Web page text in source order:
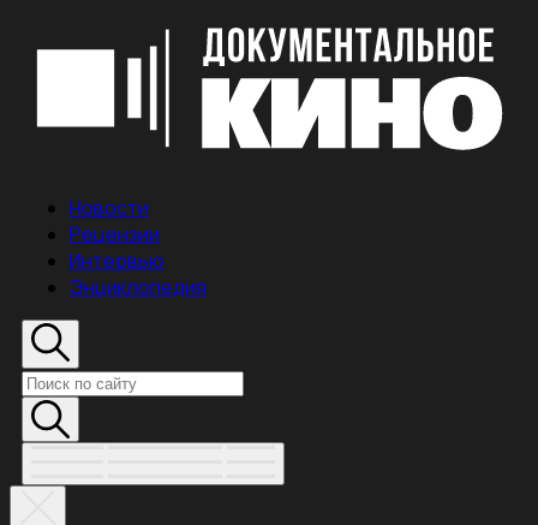
Новости
Рецензии
Интервью
Энциклопедия